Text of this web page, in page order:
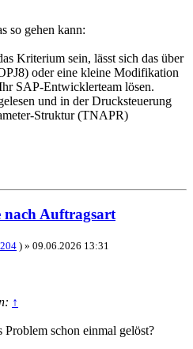
so gehen kann:
Kriterium sein, lässt sich das über
oder eine kleine Modifikation
SAP-Entwicklerteam lösen.
und in der Drucksteuerung
Struktur (TNAPR)
nach Auftragsart
204 ) » 09.06.2026 13:31
↑
schon einmal gelöst?